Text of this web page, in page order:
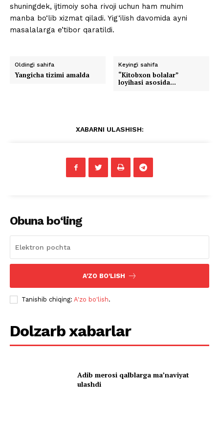
shuningdek, ijtimoiy soha rivoji uchun ham muhim
manba bo‘lib xizmat qiladi. Yig‘ilish davomida ayni
masalalarga e’tibor qaratildi.
Oldingi sahifa
Yangicha tizimi amalda
Keyingi sahifa
“Kitobxon bolalar”
loyihasi asosida…
XABARNI ULASHISH:
Obuna bo‘ling
A'ZO BO'LISH
Tanishib chiqing: A'zo bo'lish.
Dolzarb xabarlar
Adib merosi qalblarga maʼnaviyat
ulashdi